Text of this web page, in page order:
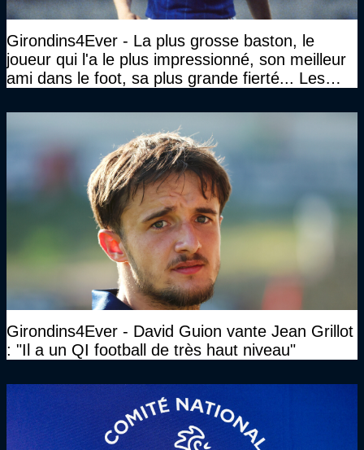
Girondins4Ever - La plus grosse baston, le
joueur qui l'a le plus impressionné, son meilleur
ami dans le foot, sa plus grande fierté... Les
Girondins4Ever - David Guion vante Jean Grillot
: "Il a un QI football de très haut niveau"